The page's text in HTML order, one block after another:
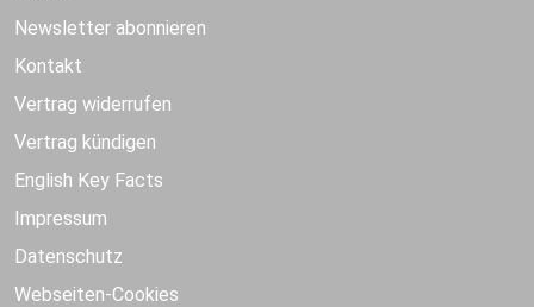
Newsletter abonnieren
Kontakt
Vertrag widerrufen
Vertrag kündigen
English Key Facts
Impressum
Datenschutz
Webseiten-Cookies